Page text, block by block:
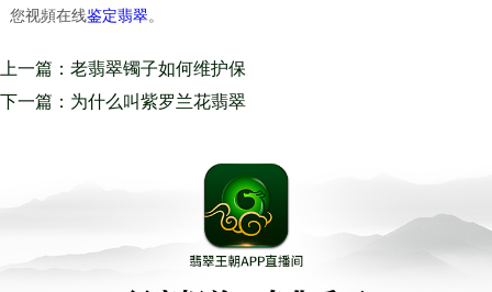
您视頻在线鉴定翡翠。
上一篇：老翡翠镯子如何维护保
养？翡翠的维护保养是不可或缺
下一篇：为什么叫紫罗兰花翡翠